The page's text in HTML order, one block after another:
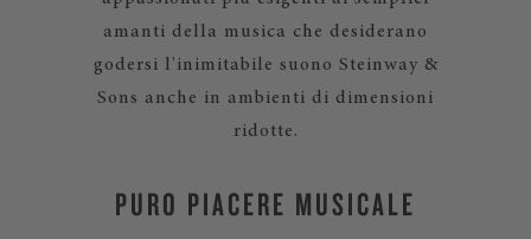
amanti della musica che desiderano
godersi l'inimitabile suono Steinway &
Sons anche in ambienti di dimensioni
ridotte.
PURO PIACERE MUSICALE